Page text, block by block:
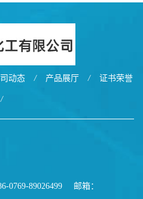
动态 / 产品展厅 / 证书荣誉
/
0769-89026499
邮箱：